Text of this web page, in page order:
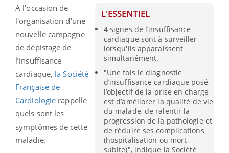
L'ESSENTIEL
4 signes de l’insuffisance
cardiaque sont à surveiller
lorsqu'ils apparaissent
simultanément.
"Une fois le diagnostic
d’insuffisance cardiaque posé,
l’objectif de la prise en charge
est d’améliorer la qualité de vie
du malade, de ralentir la
progression de la pathologie et
de réduire ses complications
(hospitalisation ou mort
subite)", indique la Société
A l’occasion de
l'organisation d'une
nouvelle campagne
de dépistage de
l’insuffisance
cardiaque, la Société
Française de
Cardiologie rappelle
quels sont les
symptômes de cette
maladie.